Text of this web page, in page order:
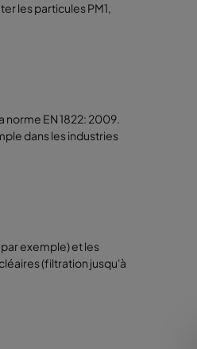
les particules PM1,
norme EN 1822: 2009.
dans les industries
exemple) et les
(filtration jusqu'à